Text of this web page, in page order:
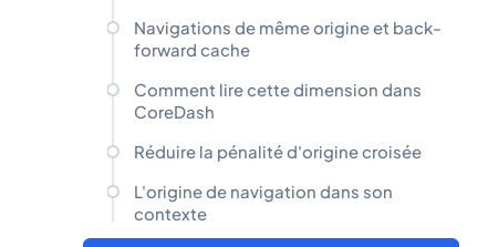
Navigations de même origine et back-
forward cache
Comment lire cette dimension dans
CoreDash
Réduire la pénalité d'origine croisée
L'origine de navigation dans son
contexte